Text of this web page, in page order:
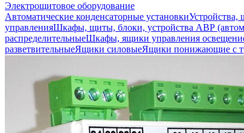
Электрощитовое оборудование
Автоматические конденсаторные установкиУстройства,
управленияШкафы, щиты, блоки, устройства АВР
распределительныеШкафы, ящики управления
разветвительныеЯщики силовыеЯщики понижающие с